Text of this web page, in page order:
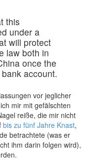
this
under a
will protect
law both in
once the
account.
vor jeglicher
mir mit gefälschten
reiße, die mir nicht
bis zu fünf Jahre Knast,
betrachtete (was er
ihm darin folgen wird),